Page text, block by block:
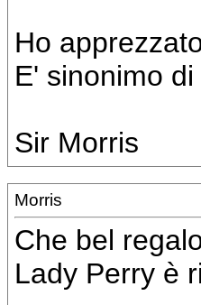
Ho
E' sinonimo
Sir Morris
Morris
Che bel
Lady Perry è